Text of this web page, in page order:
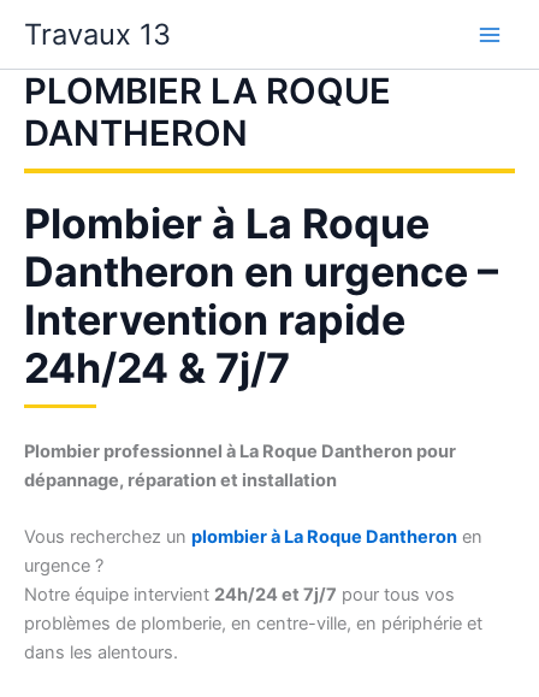
contenu
Travaux 13
PLOMBIER LA ROQUE
DANTHERON
Plombier à La Roque
Dantheron en urgence –
Intervention rapide
24h/24 & 7j/7
Plombier professionnel à La Roque Dantheron pour
dépannage, réparation et installation
Vous recherchez un plombier à La Roque Dantheron en
urgence ?
Notre équipe intervient 24h/24 et 7j/7 pour tous vos
problèmes de plomberie, en centre-ville, en périphérie et
dans les alentours.